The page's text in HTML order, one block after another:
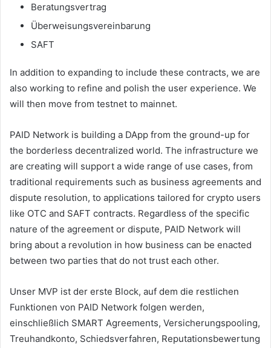
Beratungsvertrag
Überweisungsvereinbarung
SAFT
In addition to expanding to include these contracts, we are
also working to refine and polish the user experience. We
will then move from testnet to mainnet.
PAID Network is building a DApp from the ground-up for
the borderless decentralized world. The infrastructure we
are creating will support a wide range of use cases, from
traditional requirements such as business agreements and
dispute resolution, to applications tailored for crypto users
like OTC and SAFT contracts. Regardless of the specific
nature of the agreement or dispute, PAID Network will
bring about a revolution in how business can be enacted
between two parties that do not trust each other.
Unser MVP ist der erste Block, auf dem die restlichen
Funktionen von PAID Network folgen werden,
einschließlich SMART Agreements, Versicherungspooling,
Treuhandkonto, Schiedsverfahren, Reputationsbewertung